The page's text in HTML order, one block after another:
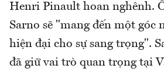
Henri Pinault hoan nghênh.
Sarno sẽ "mang đến một góc
hiện đại cho sự sang trọng".
đã giữ vai trò quan trọng tại